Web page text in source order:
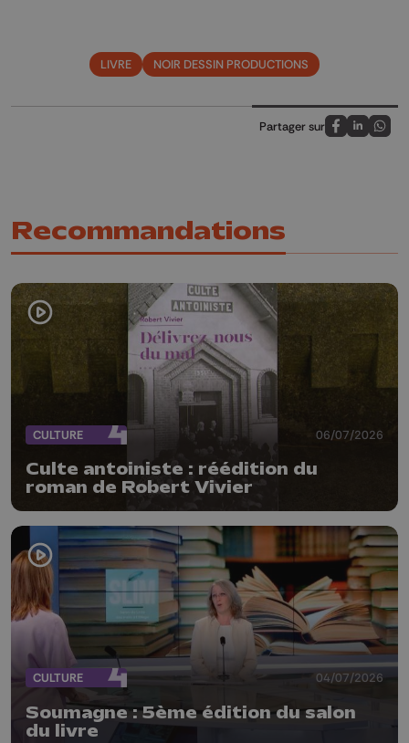
LIVRE NOIR DESSIN PRODUCTIONS
Partager sur
Partagez sur
Partagez
Recommandations
CULTURE 06/07/2026
Culte antoiniste : réédition du
roman de Robert Vivier
CULTURE 04/07/2026
Soumagne : 5ème édition du salon
du livre